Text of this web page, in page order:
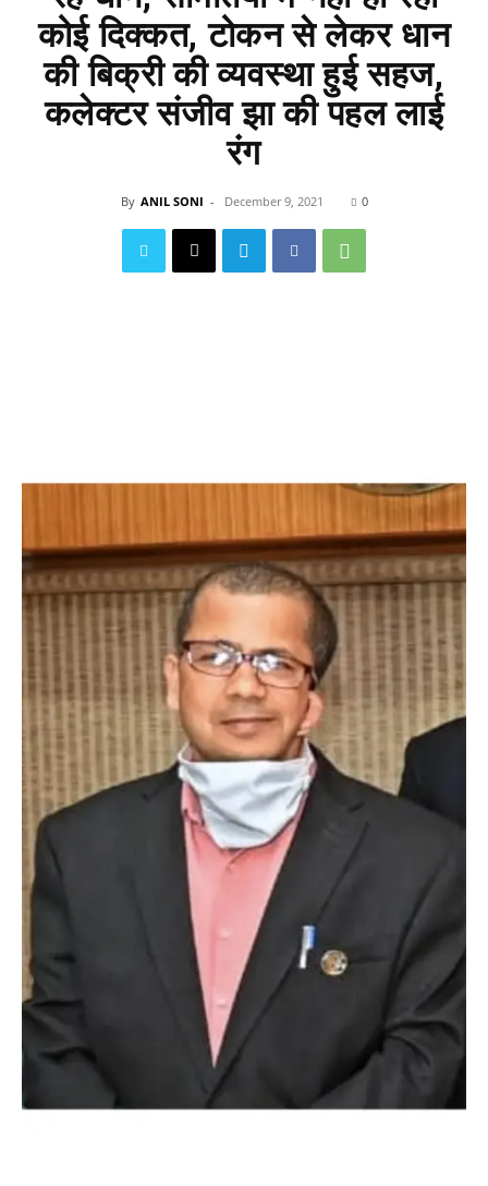
कोई दिक्कत, टोकन से लेकर धान
की बिक्री की व्यवस्था हुई सहज,
कलेक्टर संजीव झा की पहल लाई
रंग
By ANIL SONI - December 9, 2021 0